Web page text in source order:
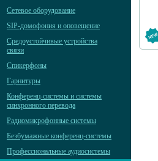
Сетевое оборудование
SIP-домофония и оповещение
Средоустойчивые устройства
связи
Спикерфоны
Гарнитуры
Конференц-системы и системы
синхронного перевода
Радиомикрофонные системы
Безбумажные конференц-системы
Профессиональные аудиосистемы